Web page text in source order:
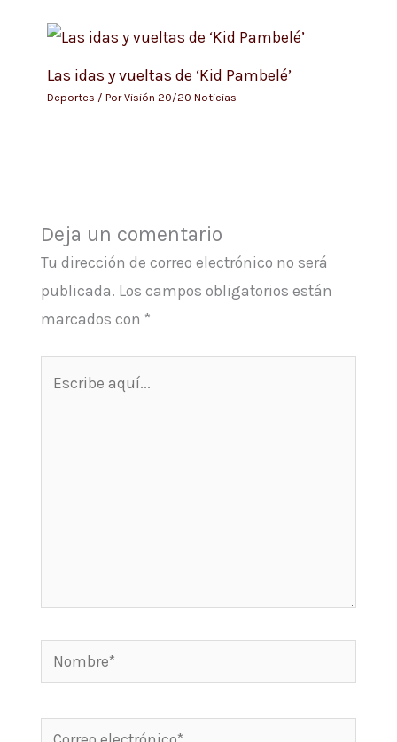
Las idas y vueltas de ‘Kid Pambelé’
Deportes / PorVisión 20/20 Noticias
Deja un comentario
Tu dirección de correo electrónico no será
publicada. Los campos obligatorios están
marcados con *
Nombre*
Correo